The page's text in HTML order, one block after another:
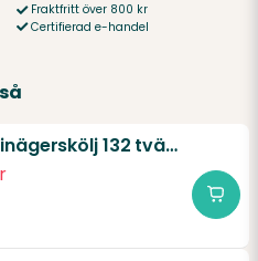
Fraktfritt över 800 kr
Certifierad e-handel
Prova-på Vinägerskölj 132 tvättar